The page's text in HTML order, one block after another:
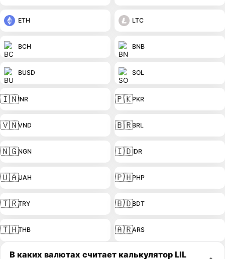
ETH LTC
BCH BNB
BUSD SOL
🇮🇳INR 🇵🇰PKR
🇻🇳VND 🇧🇷BRL
🇳🇬NGN 🇮🇩IDR
🇺🇦UAH 🇵🇭PHP
🇹🇷TRY 🇧🇩BDT
🇹🇭THB 🇦🇷ARS
В каких валютах считает калькулятор LIL